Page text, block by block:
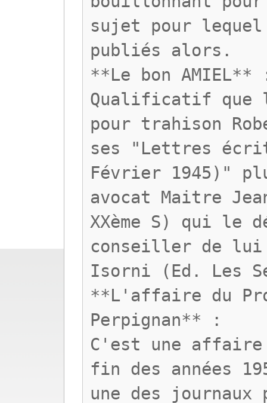
sujet pour
publiés alors.
**Le bon AMIEL**
Qualificatif que
pour trahison
ses "Lettres
Février 1945)"
avocat Maitre
XXème S) qui le
conseiller de lui
Isorni (Ed. Les
**L'affaire du
Perpignan** :
C'est une
fin des années
une des